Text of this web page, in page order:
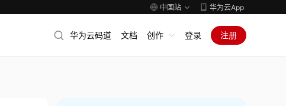
中国站 华为云App
华为云码道 文档 创作 登录 注册